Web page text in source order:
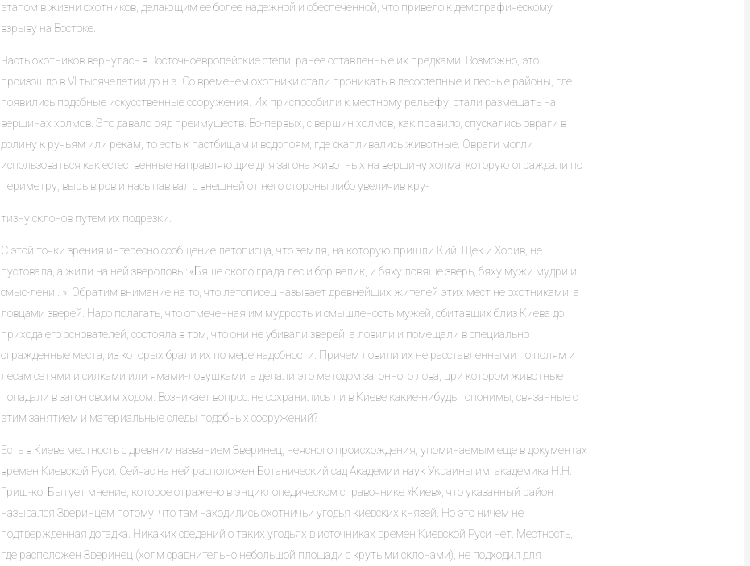
этапом в жизни охотников, делающим ее более надежной и обеспеченной, что привело к демографическому
взрыву на Востоке.
Часть охотников вернулась в Восточноевропейские степи, ранее оставленные их предками. Возможно, это
произошло в VI тысячелетии до н.э. Со временем охотники стали проникать в лесостепные и лесные районы, где
появились подобные искусственные сооружения. Их приспособили к местному рельефу, стали размещать на
вершинах холмов. Это давало ряд преимуществ. Во-первых, с вершин холмов, как правило, спускались овраги в
долину к ручьям или рекам, то есть к пастбищам и водопоям, где скапливались животные. Овраги могли
использоваться как естественные направляющие для загона животных на вершину холма, которую ограждали по
периметру, вырыв ров и насыпав вал с внешней от него стороны либо увеличив кру-
тизну склонов путем их подрезки.
С этой точки зрения интересно сообщение летописца, что земля, на которую пришли Кий, Щек и Хорив, не
пустовала, а жили на ней звероловы: «Бяше около града лес и бор велик, и бяху ловяше зверь, бяху мужи мудри и
смыс-лени…». Обратим внимание на то, что летописец называет древнейших жителей этих мест не охотниками, а
ловцами зверей. Надо полагать, что отмеченная им мудрость и смышленость мужей, обитавших близ Киева до
прихода его основателей, состояла в том, что они не убивали зверей, а ловили и помещали в специально
огражденные места, из которых брали их по мере надобности. Причем ловили их не расставленными по полям и
лесам сетями и силками или ямами-ловушками, а делали это методом загонного лова, цри котором животные
попадали в загон своим ходом. Возникает вопрос: не сохранились ли в Киеве какие-нибудь топонимы, связанные с
этим занятием и материальные следы подобных сооружений?
Есть в Киеве местность с древним названием Зверинец, неясного происхождения, упоминаемым еще в документах
времен Киевской Руси. Сейчас на ней расположен Ботанический сад Академии наук Украины им. академика Н.Н.
Гриш-ко. Бытует мнение, которое отражено в энциклопедическом справочнике «Киев», что указанный район
назывался Зверинцем потому, что там находились охотничьи угодья киевских князей. Но это ничем не
подтвержденная догадка. Никаких сведений о таких угодьях в источниках времен Киевской Руси нет. Местность,
где расположен Зверинец (холм сравнительно небольшой площади с крутыми склонами), не подходил для